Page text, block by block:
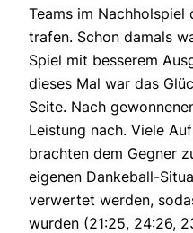
Teams im Nachholspiel
trafen. Schon damals
Spiel mit besserem
dieses Mal war das
Seite. Nach
Leistung nach. Viele
brachten dem Gegner
eigenen Dankeball-
verwertet werden,
wurden (21:25, 24:26,